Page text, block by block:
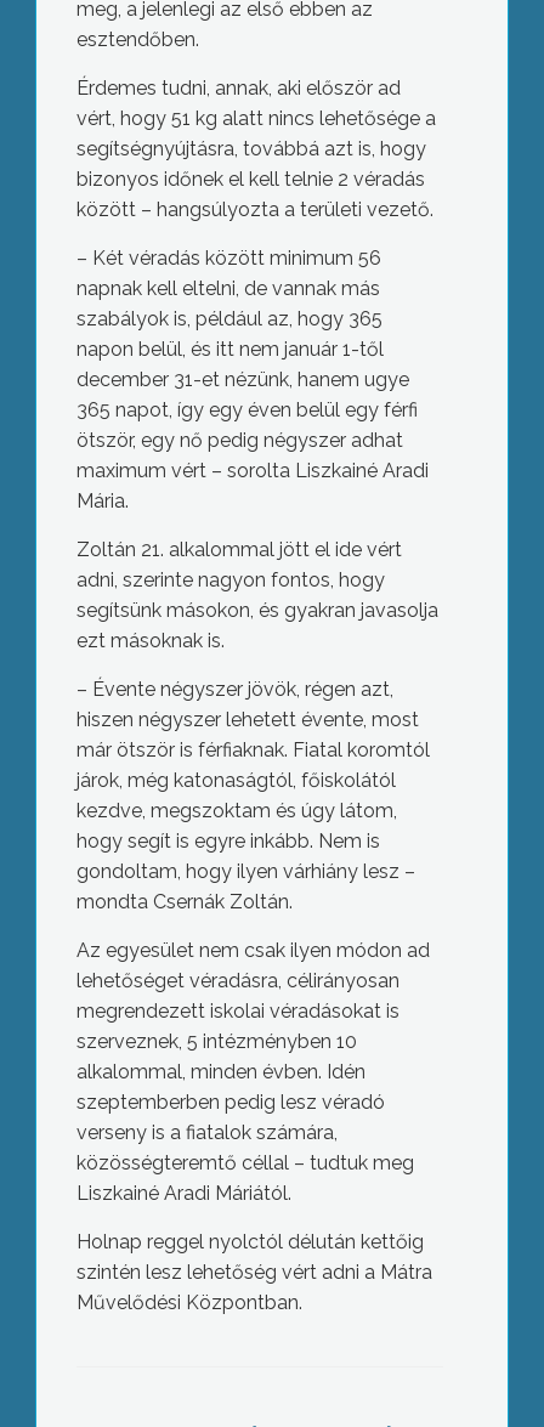
meg, a jelenlegi az első ebben az
esztendőben.
Érdemes tudni, annak, aki először ad
vért, hogy 51 kg alatt nincs lehetősége a
segítségnyújtásra, továbbá azt is, hogy
bizonyos időnek el kell telnie 2 véradás
között – hangsúlyozta a területi vezető.
– Két véradás között minimum 56
napnak kell eltelni, de vannak más
szabályok is, például az, hogy 365
napon belül, és itt nem január 1-től
december 31-et nézünk, hanem ugye
365 napot, így egy éven belül egy férfi
ötször, egy nő pedig négyszer adhat
maximum vért – sorolta Liszkainé Aradi
Mária.
Zoltán 21. alkalommal jött el ide vért
adni, szerinte nagyon fontos, hogy
segítsünk másokon, és gyakran javasolja
ezt másoknak is.
– Évente négyszer jövök, régen azt,
hiszen négyszer lehetett évente, most
már ötször is férfiaknak. Fiatal koromtól
járok, még katonaságtól, főiskolától
kezdve, megszoktam és úgy látom,
hogy segít is egyre inkább. Nem is
gondoltam, hogy ilyen várhiány lesz –
mondta Csernák Zoltán.
Az egyesület nem csak ilyen módon ad
lehetőséget véradásra, célirányosan
megrendezett iskolai véradásokat is
szerveznek, 5 intézményben 10
alkalommal, minden évben. Idén
szeptemberben pedig lesz véradó
verseny is a fiatalok számára,
közösségteremtő céllal – tudtuk meg
Liszkainé Aradi Máriától.
Holnap reggel nyolctól délután kettőig
szintén lesz lehetőség vért adni a Mátra
Művelődési Központban.
Aludj máskor!